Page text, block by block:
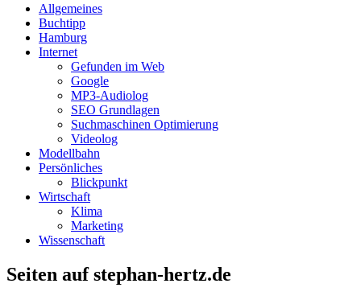
Allgemeines
Buchtipp
Hamburg
Internet
Gefunden im Web
Google
MP3-Audiolog
SEO Grundlagen
Suchmaschinen Optimierung
Videolog
Modellbahn
Persönliches
Blickpunkt
Wirtschaft
Klima
Marketing
Wissenschaft
Seiten auf stephan-hertz.de